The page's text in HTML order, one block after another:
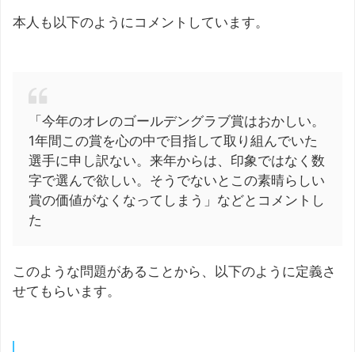
本人も以下のようにコメントしています。
「今年のオレのゴールデングラブ賞はおかしい。
1年間この賞を心の中で目指して取り組んでいた
選手に申し訳ない。来年からは、印象ではなく数
字で選んで欲しい。そうでないとこの素晴らしい
賞の価値がなくなってしまう」などとコメントし
た
このような問題があることから、以下のように定義さ
せてもらいます。